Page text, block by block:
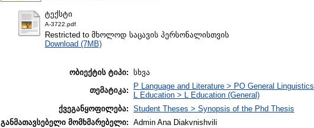
ტექსტი
A-3722.pdf
Restricted to მხოლოდ საცავის პერსონალისთვის
Download (7MB)
ობიექტის ტიპი: სხვა
თემატიკა:
P Language and Literature > PO General Linguistics
L Education > L Education (General)
ქვეგანყოფილება: Student Theses > Synopsis of the Phd Thesis
განმათავსებელი მომხმარებელი: Admin Ana Diakvnishvili